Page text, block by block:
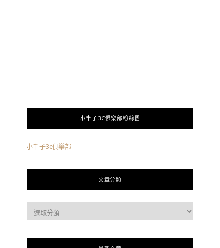
小丰子3C俱樂部粉絲團
小丰子3c俱樂部
文章分類